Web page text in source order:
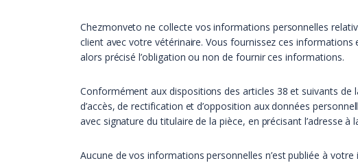
Chezmonveto ne collecte vos informations personnelles
client avec votre vétérinaire. Vous fournissez ces
alors précisé l’obligation ou non de fournir ces informations.
Conformément aux dispositions des articles 38 et suivants de
d’accès, de rectification et d’opposition aux données
avec signature du titulaire de la pièce, en précisant l’adresse
Aucune de vos informations personnelles n’est publiée à